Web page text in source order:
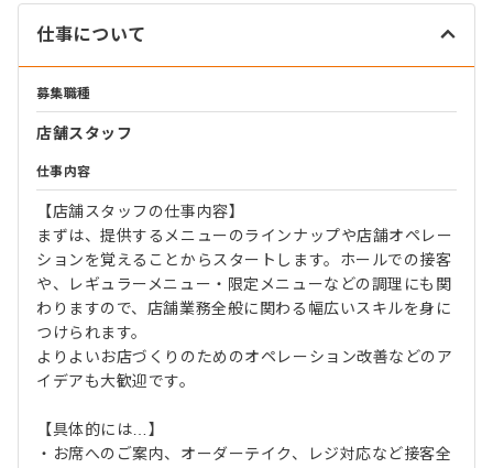
仕事について
募集職種
店舗スタッフ
仕事内容
【店舗スタッフの仕事内容】
まずは、提供するメニューのラインナップや店舗オペレー
ションを覚えることからスタートします。ホールでの接客
や、レギュラーメニュー・限定メニューなどの調理にも関
わりますので、店舗業務全般に関わる幅広いスキルを身に
つけられます。
よりよいお店づくりのためのオペレーション改善などのア
イデアも大歓迎です。
【具体的には…】
・お席へのご案内、オーダーテイク、レジ対応など接客全